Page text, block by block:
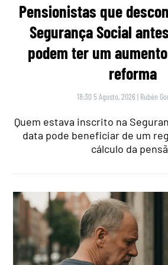
Pensionistas que
Segurança Social
podem ter um
reforma
18:30 5 Agosto, 2026 | Rubén
Quem estava inscrito na
data pode beneficiar de um
cálculo da